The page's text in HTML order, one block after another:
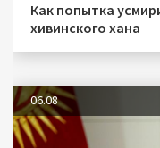
Как попытка
хивинского хана
06.08